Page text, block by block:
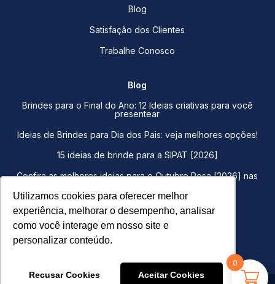
Utilizamos cookies para oferecer melhor
experiência, melhorar o desempenho, analisar
como você interage em nosso site e
personalizar conteúdo.
Recusar Cookies Aceitar Cookies
Utilizamos cookies para oferecer melhor
experiência, melhorar o desempenho, analisar
como você interage em nosso site e
personalizar conteúdo.
Recusar Cookies Aceitar Cookies
Blog
Satisfação dos Clientes
Trabalhe Conosco
Blog
Brindes para o Final do Ano: 12 Ideias criativas para você
presentear
Ideias de Brindes para Dia dos Pais: veja melhores opções!
15 ideias de brinde para a SIPAT [2026]
Confira as melhores ideias para o Outubro Rosa [2026] nas
Brindes para funcionários, entenda quais são os
benefícios!
15 ideias de brinde para a SIPAT [2026]
0